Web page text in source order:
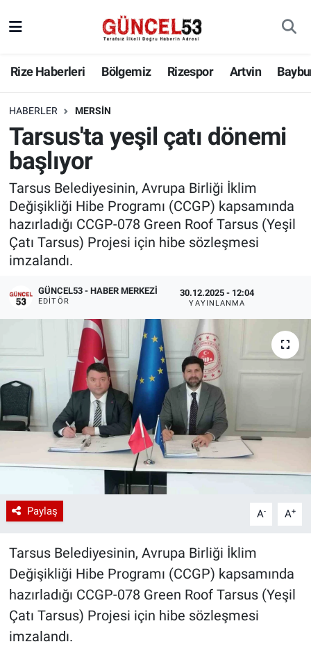
Rize Haberleri Bölgemiz Rizespor Artvin
HABERLER MERSIN
Tarsus'ta yeşil çatı dönemi
başlıyor
Tarsus Belediyesinin, Avrupa Birliği İklim
Değişikliği Hibe Programı (CCGP) kapsamında
hazırladığı CCGP-078 Green Roof Tarsus (Yeşil
Çatı Tarsus) Projesi için hibe sözleşmesi
imzalandı.
GÜNCEL53 - HABER MERKEZI
EDITÖR
30.12.2025 - 12:04
YAYINLANMA
Paylaş A- A+
Tarsus Belediyesinin, Avrupa Birliği İklim
Değişikliği Hibe Programı (CCGP) kapsamında
hazırladığı CCGP-078 Green Roof Tarsus (Yeşil
Çatı Tarsus) Projesi için hibe sözleşmesi
imzalandı.